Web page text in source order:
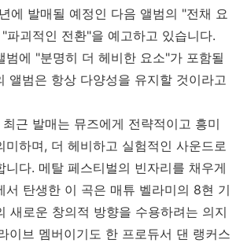
년에 발매될 예정인 다음 앨범의 "전채 요
"파괴적인 전환"을 예고하고 있습니다.
범에 "분명히 더 헤비한 요소"가 포함될
앨범은 항상 다양성을 유지할 것이라고
최근 발매는 뮤즈에게 전략적이고 흥미
미하며, 더 헤비하고 실험적인 사운드로
니다. 메탈 페스티벌의 빈자리를 채우게
서 탄생한 이 곡은 매튜 벨라미의 8현 기
새로운 창의적 방향을 수용하려는 의지
이브 멤버이기도 한 프로듀서 댄 랭커스